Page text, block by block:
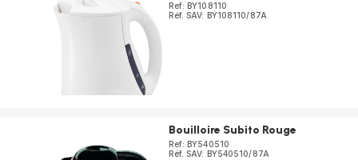
Ref: BY108110
Réf. SAV: BY108110/87A
Bouilloire Subito Rouge
Ref: BY540510
Réf. SAV: BY540510/87A